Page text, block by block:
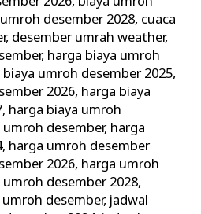
desember 2028, cuaca
, desember umrah weather,
, harga biaya umroh
biaya umroh desember 2025,
2026, harga biaya
, harga biaya umroh
umroh desember, harga
, harga umroh desember
2026, harga umroh
umroh desember 2028,
desember, jadwal